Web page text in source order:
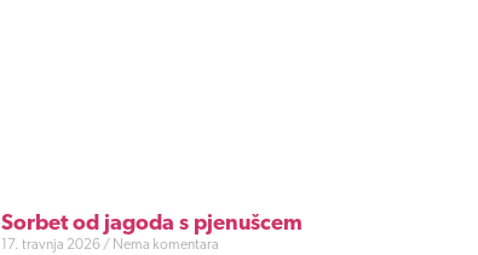
Sorbet od jagoda s pjenušcem
17. travnja 2026 Nema komentara